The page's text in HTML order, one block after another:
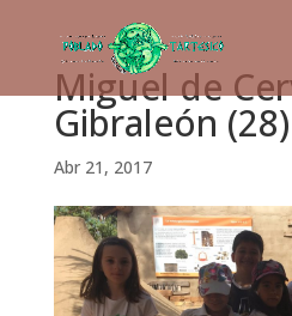
Miguel de
Gibraleón (28)
Abr 21, 2017